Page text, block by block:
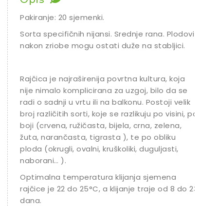
Ostalo sjeme
Pakiranje: 20 sjemenki.
Sorta specifičnih nijansi. Srednje rana. Plodovi
nakon zriobe mogu ostati duže na stabljici.
Rajčica je najraširenija povrtna kultura, koja
nije nimalo komplicirana za uzgoj, bilo da se
radi o sadnji u vrtu ili na balkonu. Postoji velik
broj različitih sorti, koje se razlikuju po visini, po
boji (crvena, ružičasta, bijela, crna, zelena,
žuta, narančasta, tigrasta ), te po obliku
ploda (okrugli, ovalni, kruškoliki, duguljasti,
naborani… ).
Optimalna temperatura klijanja sjemena
rajčice je 22 do 25°C, a klijanje traje od 8 do 23
dana.